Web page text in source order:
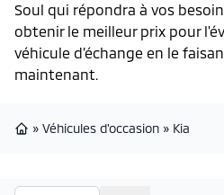
Soul qui répondra à vos
obtenir le meilleur prix pour
véhicule d’échange en le
maintenant.
» Véhicules d'occasion » Kia